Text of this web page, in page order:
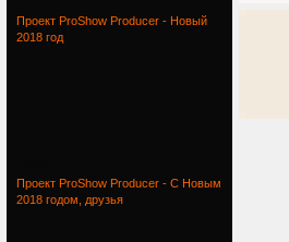
Проект ProShow Producer - Новый
2018 год
Проект ProShow Producer - С Новым
2018 годом, друзья